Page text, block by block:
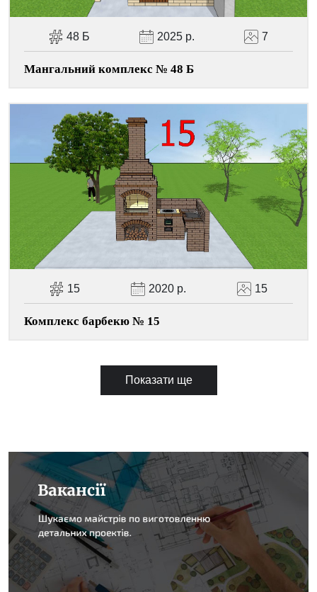
48 Б 2025 р. 7
Мангальний комплекс № 48 Б
15 2020 р. 15
Комплекс барбекю № 15
Показати ще